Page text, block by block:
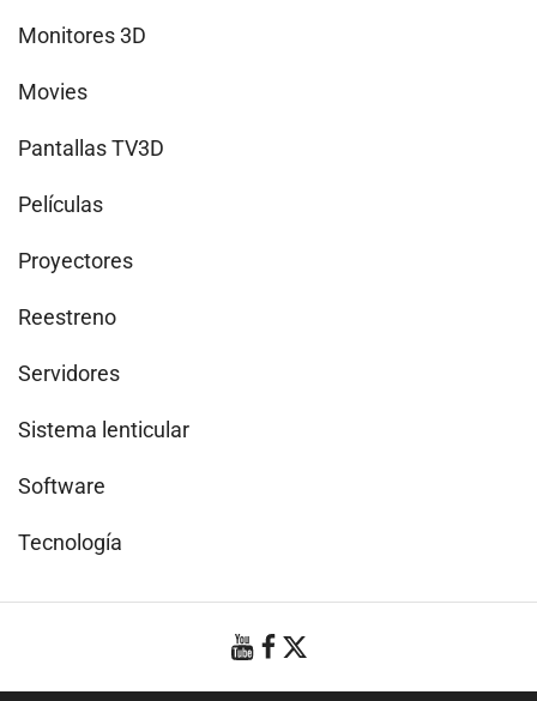
Monitores 3D
Movies
Pantallas TV3D
Películas
Proyectores
Reestreno
Servidores
Sistema lenticular
Software
Tecnología